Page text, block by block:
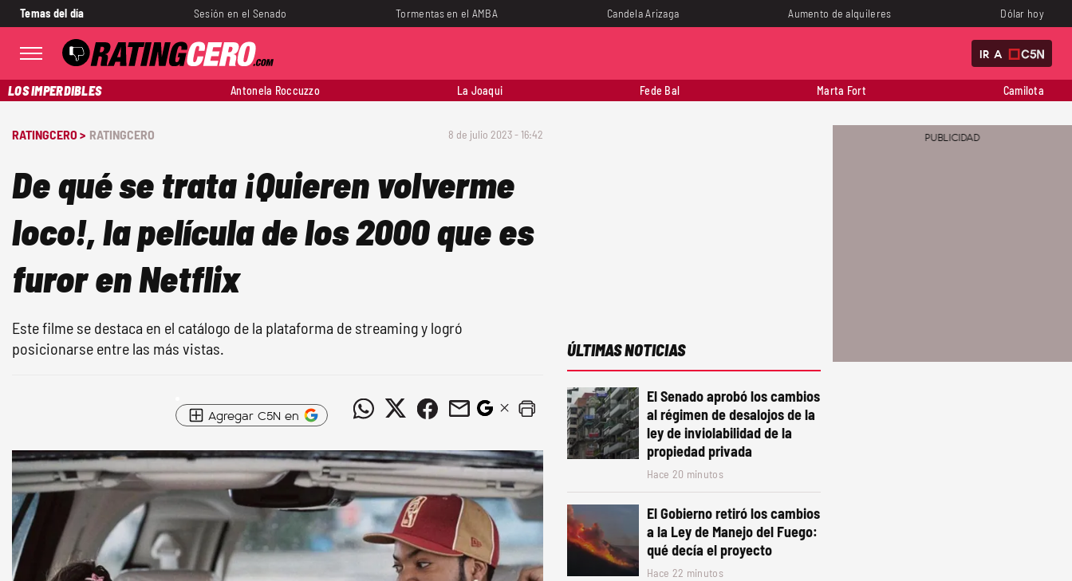
Temas del día Sesión en el Senado Tormentas en el AMBA Candela Arizaga Aumento de alquileres Dólar hoy
IR A
LOS IMPERDIBLES Antonela Roccuzzo La Joaqui Fede Bal Marta Fort Camilota
RATINGCERO > RATINGCERO 8 de julio 2023 - 16:42
De qué se trata ¡Quieren volverme
loco!, la película de los 2000 que es
furor en Netflix
Este filme se destaca en el catálogo de la plataforma de streaming y logró
posicionarse entre las más vistas.
Agregar C5N en
ÚLTIMAS NOTICIAS
El Senado aprobó los cambios
al régimen de desalojos de la
ley de inviolabilidad de la
propiedad privada
Hace 20 minutos
El Gobierno retiró los cambios
a la Ley de Manejo del Fuego:
qué decía el proyecto
Hace 22 minutos